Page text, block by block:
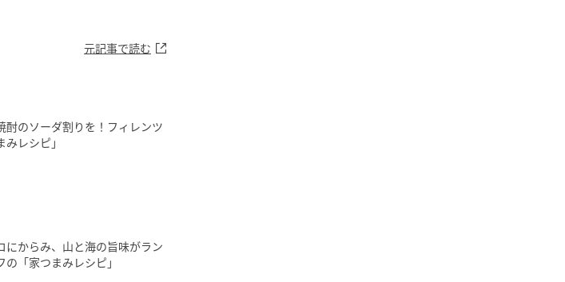
元記事で読む
酎のソーダ割りを！フィレンツ
レシピ」
にからみ、山と海の旨味がラン
「家つまみレシピ」